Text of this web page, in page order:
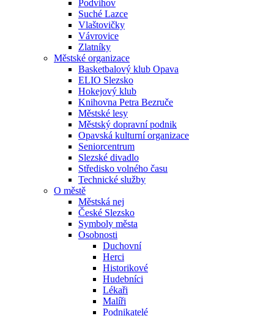
Podvihov
Suché Lazce
Vlaštovičky
Vávrovice
Zlatníky
Městské organizace
Basketbalový klub Opava
ELIO Slezsko
Hokejový klub
Knihovna Petra Bezruče
Městské lesy
Městský dopravní podnik
Opavská kulturní organizace
Seniorcentrum
Slezské divadlo
Středisko volného času
Technické služby
O městě
Městská nej
České Slezsko
Symboly města
Osobnosti
Duchovní
Herci
Historikové
Hudebníci
Lékaři
Malíři
Podnikatelé